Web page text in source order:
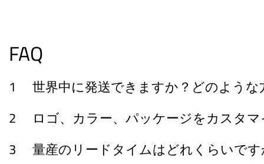
FAQ
1
世界中に発送できますか？どのよう
2
ロゴ、カラー、パッケージをカスタ
3
量産のリードタイムはどれくらいで